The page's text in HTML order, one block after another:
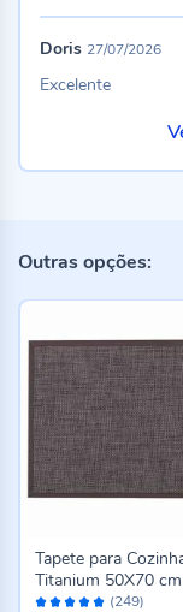
Doris 27/07/2026
Excelente
Outras opções:
Avaliação: (249)
Tapete para
Titanium 50X70
Casa - Marrom